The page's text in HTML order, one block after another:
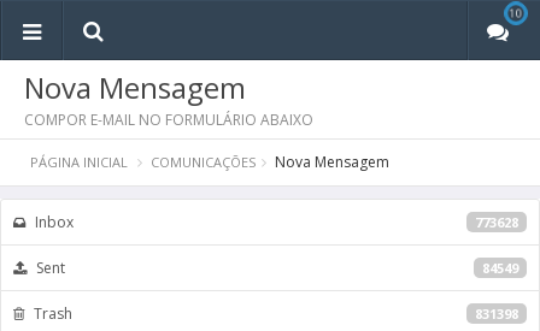
10
10
Nova Mensagem
COMPOR E-MAIL NO FORMULÁRIO ABAIXO
PÁGINA INICIAL COMUNICAÇÕES Nova Mensagem
Inbox 773628
Sent 84549
Trash 831398